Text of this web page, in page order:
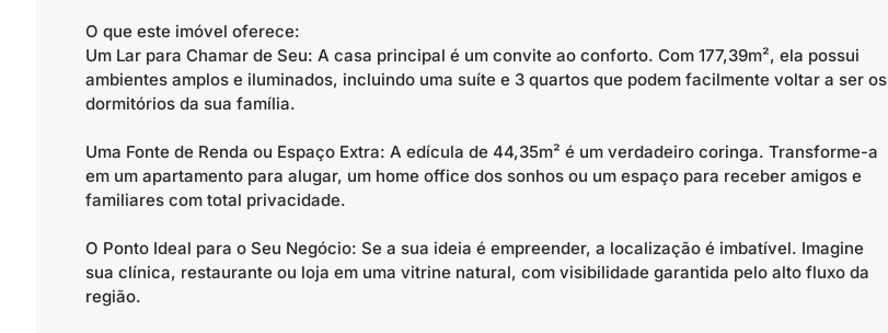
O que este imóvel oferece:
Um Lar para Chamar de Seu: A casa principal é um convite ao conforto. Com 177,39m², ela possui
ambientes amplos e iluminados, incluindo uma suíte e 3 quartos que podem facilmente voltar a ser os
dormitórios da sua família.
Uma Fonte de Renda ou Espaço Extra: A edícula de 44,35m² é um verdadeiro coringa. Transforme-a
em um apartamento para alugar, um home office dos sonhos ou um espaço para receber amigos e
familiares com total privacidade.
O Ponto Ideal para o Seu Negócio: Se a sua ideia é empreender, a localização é imbatível. Imagine
sua clínica, restaurante ou loja em uma vitrine natural, com visibilidade garantida pelo alto fluxo da
região.